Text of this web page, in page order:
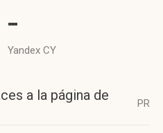
-
Yandex CY
a la página de
PR